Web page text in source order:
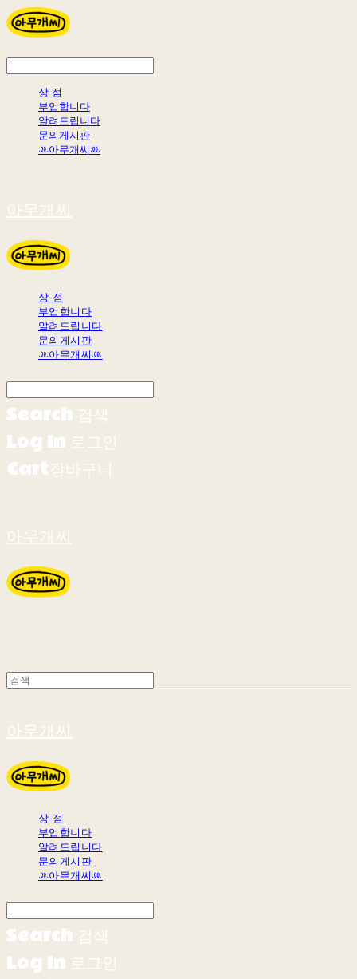
상-점
부업합니다
알려드립니다
문의게시판
ꔛ아무개씨ꔛ
아무개씨
상-점
부업합니다
알려드립니다
문의게시판
ꔛ아무개씨ꔛ
Search 검색
Log In 로그인
Cart장바구니
아무개씨
아무개씨
상-점
부업합니다
알려드립니다
문의게시판
ꔛ아무개씨ꔛ
Search 검색
Log In 로그인